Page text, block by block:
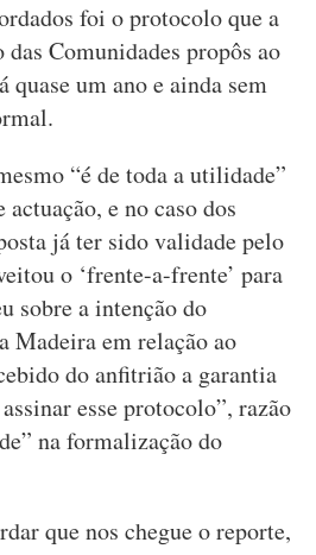
foi o protocolo que a
das Comunidades propôs ao
quase um ano e ainda sem
“é de toda a utilidade”
actuação, e no caso dos
já ter sido validade pelo
o ‘frente-a-frente’ para
sobre a intenção do
Madeira em relação ao
do anfitrião a garantia
esse protocolo”, razão
na formalização do
que nos chegue o reporte,